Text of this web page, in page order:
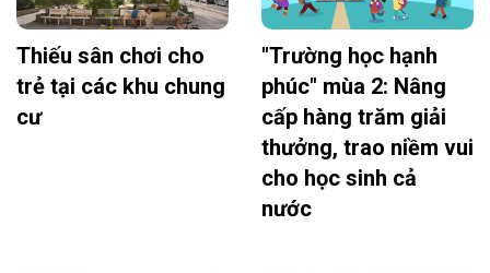
Thiếu sân chơi cho
trẻ tại các khu chung
cư
"Trường học hạnh
phúc" mùa 2: Nâng
cấp hàng trăm giải
thưởng, trao niềm vui
cho học sinh cả
nước